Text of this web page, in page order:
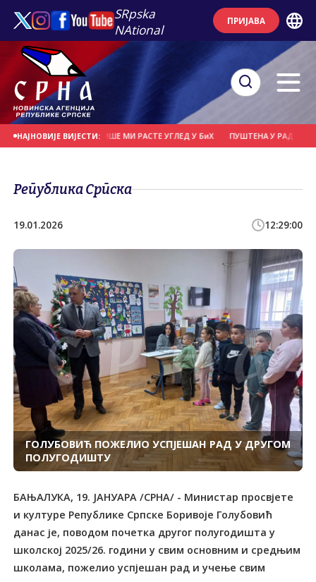
SRpska
NAtional
ПРИЈАВА
НАЈНОВИЈЕ ВИЈЕСТИ:
НАПАДА, СВЕ ВИШЕ МИ РАСТЕ УГЛЕД У БиХ ПУШТЕНА У РАД НАЈВЕЋА
Република Српска
19.01.2026 12:29:00
ГОЛУБОВИЋ ПОЖЕЛИО УСПЈЕШАН РАД У ДРУГОМ
ПОЛУГОДИШТУ
БАЊАЛУКА, 19. ЈАНУАРА /СРНА/ - Министар просвјете
и културе Републике Српске Боривоје Голубовић
данас је, поводом почетка другог полугодишта у
школској 2025/26. години у свим основним и средњим
школама, пожелио успјешан рад и учење свим